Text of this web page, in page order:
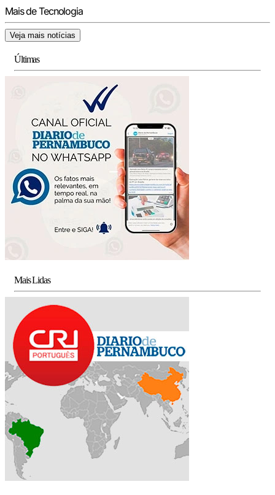
Mais de Tecnologia
Veja mais notícias
Últimas
Mais Lidas